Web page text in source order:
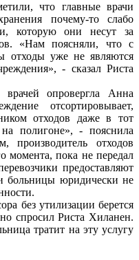
что главные врачи
почему-то слабо
которую они несут за
«Нам поясняли, что с
отходы уже не являются
- сказал Риста
врачей опровергла Анна
отсортировывает,
отходов даже в тот
полигоне», - пояснила
отходов
момента, пока не передал
предоставляют
больницы юридически не
без утилизации берется
спросил Риста Хиланен.
тратит на эту услугу